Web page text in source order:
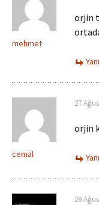
mehmet
orjin
cemal
27
orjin
29